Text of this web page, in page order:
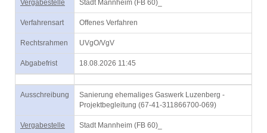
Vergabestelle Stadt Mannheim (FB 60)_
Verfahrensart Offenes Verfahren
Rechtsrahmen UVgO/VgV
Abgabefrist 18.08.2026 11:45
Ausschreibung
Sanierung ehemaliges Gaswerk Luzenberg -
Projektbegleitung (67-41-311866700-069)
Vergabestelle Stadt Mannheim (FB 60)_